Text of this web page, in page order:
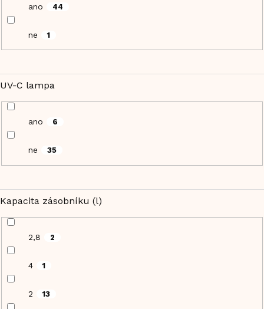
ano 44
ne 1
UV-C lampa
ano 6
ne 35
Kapacita zásobníku (l)
2,8 2
4 1
2 13